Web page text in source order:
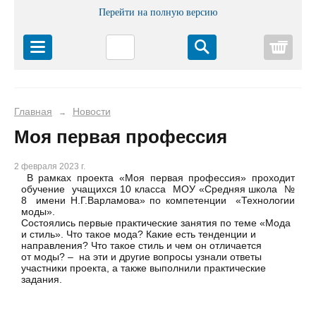
Перейти на полную версию
Главная → Новости
Моя первая профессия
2 февраля 2023 г.
В рамках проекта «Моя первая профессия» проходит
обучение учащихся 10 класса МОУ «Средняя школа №
8 имени Н.Г.Варламова» по компетенции «Технологии
моды».
Состоялись первые практические занятия по теме «Мода
и стиль». Что такое мода? Какие есть тенденции и
направления? Что такое стиль и чем он отличается
от моды? – на эти и другие вопросы узнали ответы
участники проекта, а также выполнили практические
задания.